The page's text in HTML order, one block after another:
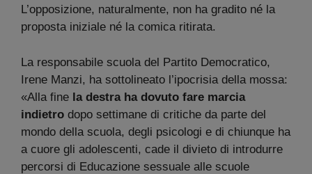
L’opposizione, naturalmente, non ha gradito né la
proposta iniziale né la comica ritirata.
La responsabile scuola del Partito Democratico,
Irene Manzi, ha sottolineato l’ipocrisia della mossa:
«Alla fine la destra ha dovuto fare marcia
indietro dopo settimane di critiche da parte del
mondo della scuola, degli psicologi e di chiunque ha
a cuore gli adolescenti, cade il divieto di introdurre
percorsi di Educazione sessuale alle scuole